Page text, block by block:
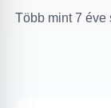
Több mint 7